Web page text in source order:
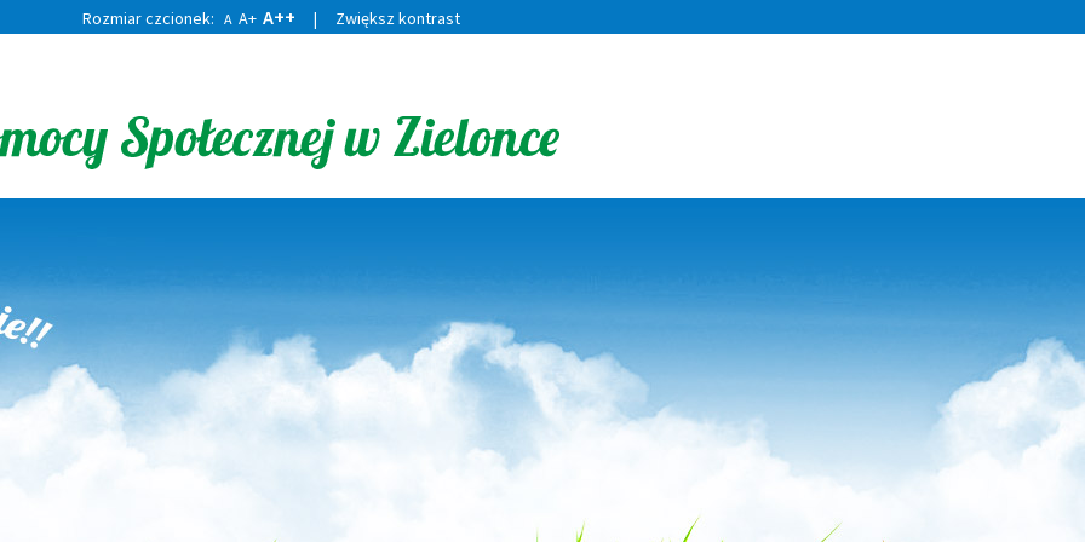
Rozmiar czcionek: A A+ A++ | Zwiększ kontrast